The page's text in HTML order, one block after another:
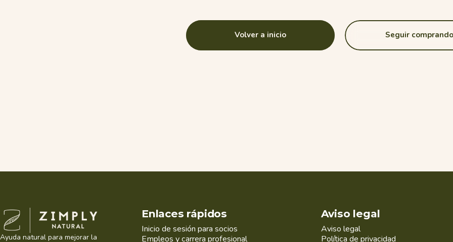
Volver a inicio Seguir comprando
Zimply Natural
Ayuda natural para mejorar la
Enlaces rápidos
Inicio de sesión para socios
Empleos y carrera profesional
Aviso legal
Aviso legal
Política de privacidad